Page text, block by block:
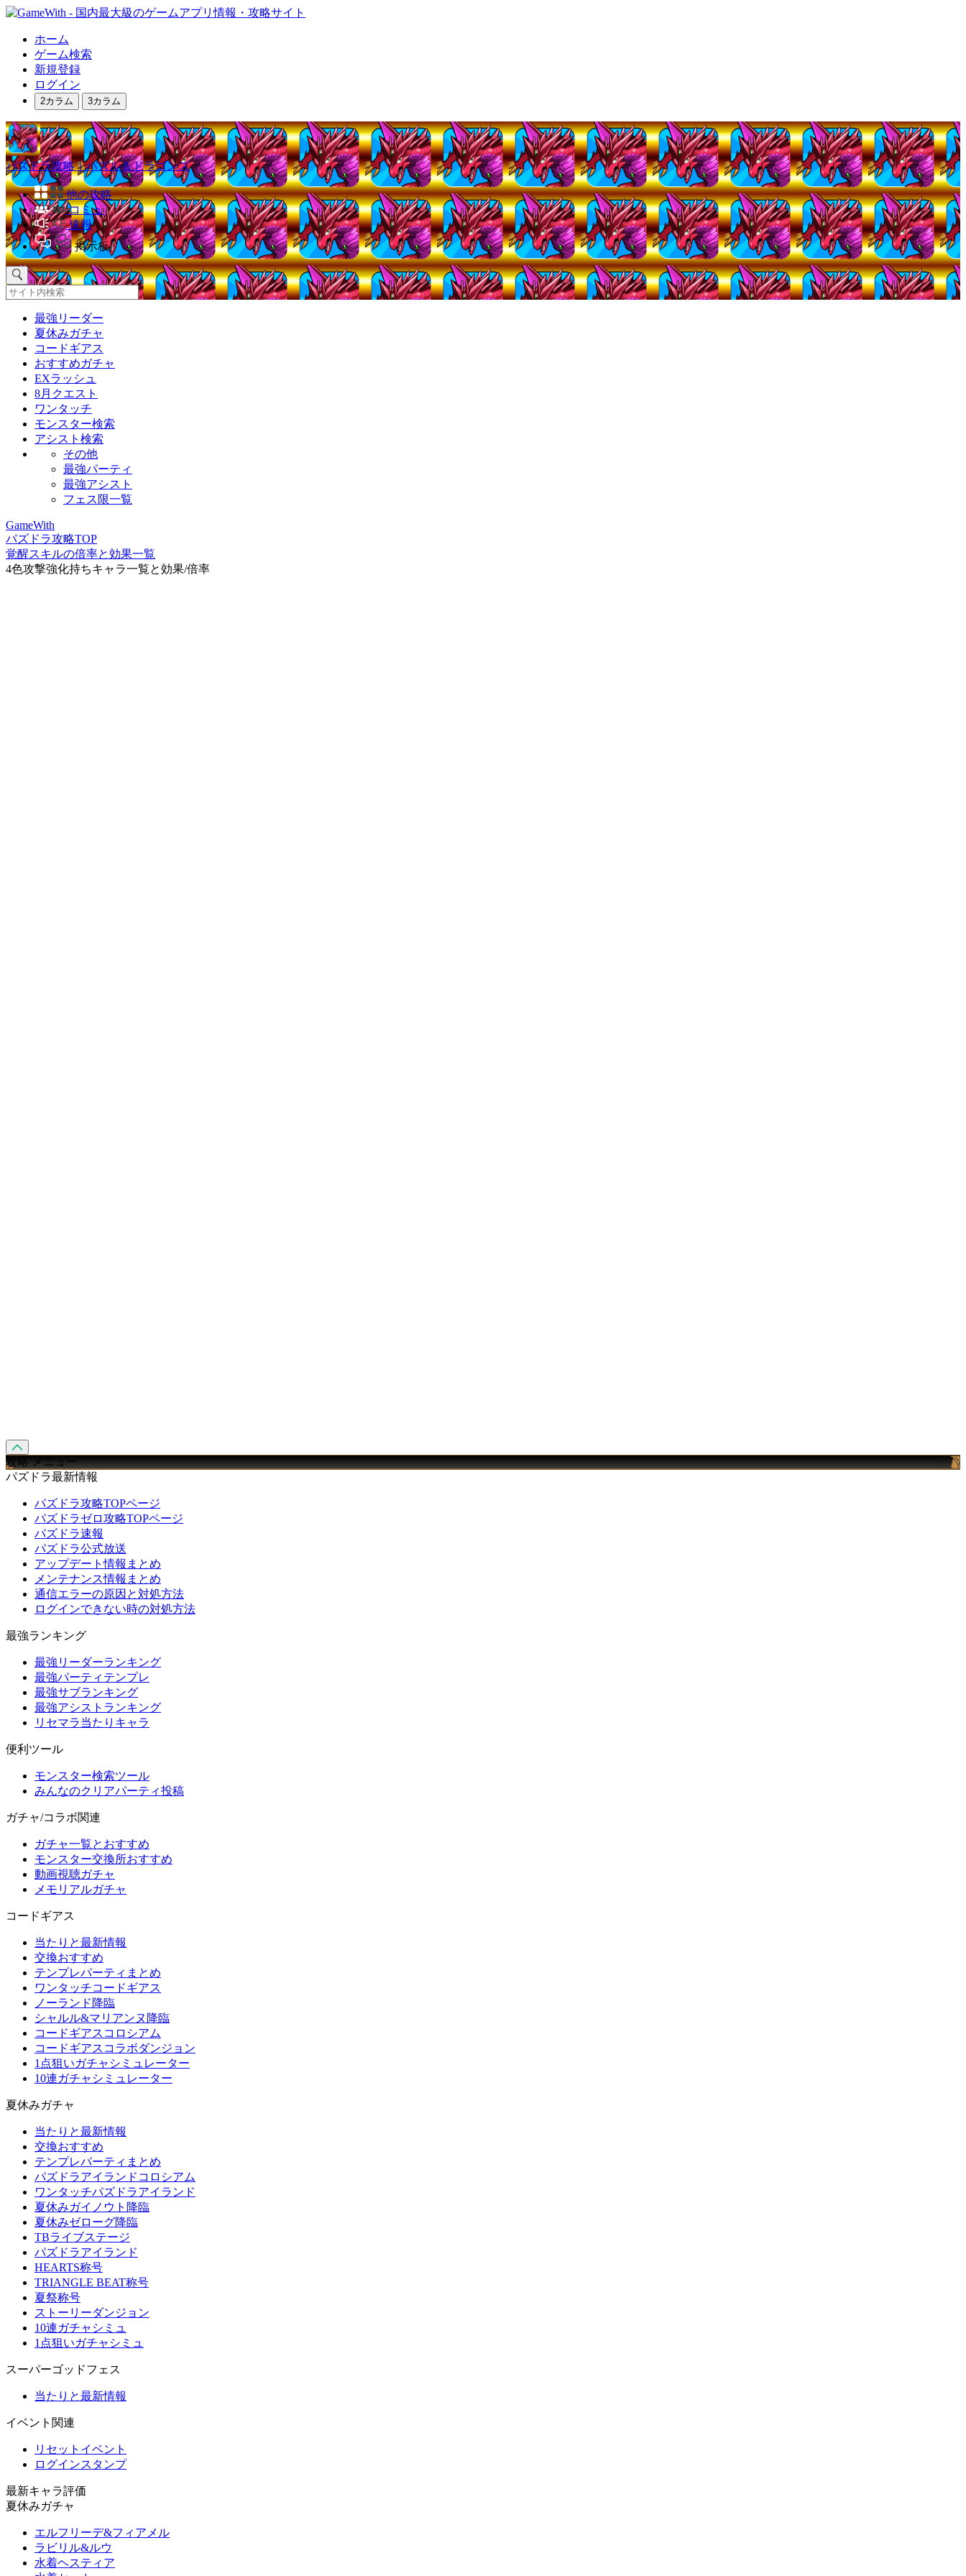
ホーム
ゲーム検索
新規登録
ログイン
2カラム 3カラム
パズドラ攻略｜パズル＆ドラゴンズ
他の攻略
コミュ
速報
掲示板
最強リーダー
夏休みガチャ
コードギアス
おすすめガチャ
EXラッシュ
8月クエスト
ワンタッチ
モンスター検索
アシスト検索
その他
最強パーティ
最強アシスト
フェス限一覧
GameWith
パズドラ攻略TOP
覚醒スキルの倍率と効果一覧
4色攻撃強化持ちキャラ一覧と効果/倍率
攻略 メニュー
パズドラ最新情報
パズドラ攻略TOPページ
パズドラゼロ攻略TOPページ
パズドラ速報
パズドラ公式放送
アップデート情報まとめ
メンテナンス情報まとめ
通信エラーの原因と対処方法
ログインできない時の対処方法
最強ランキング
最強リーダーランキング
最強パーティテンプレ
最強サブランキング
最強アシストランキング
リセマラ当たりキャラ
便利ツール
モンスター検索ツール
みんなのクリアパーティ投稿
ガチャ/コラボ関連
ガチャ一覧とおすすめ
モンスター交換所おすすめ
動画視聴ガチャ
メモリアルガチャ
コードギアス
当たりと最新情報
交換おすすめ
テンプレパーティまとめ
ワンタッチコードギアス
ノーランド降臨
シャルル&マリアンヌ降臨
コードギアスコロシアム
コードギアスコラボダンジョン
1点狙いガチャシミュレーター
10連ガチャシミュレーター
夏休みガチャ
当たりと最新情報
交換おすすめ
テンプレパーティまとめ
パズドラアイランドコロシアム
ワンタッチパズドラアイランド
夏休みガイノウト降臨
夏休みゼローグ降臨
TBライブステージ
パズドラアイランド
HEARTS称号
TRIANGLE BEAT称号
夏祭称号
ストーリーダンジョン
10連ガチャシミュ
1点狙いガチャシミュ
スーパーゴッドフェス
当たりと最新情報
イベント関連
リセットイベント
ログインスタンプ
最新キャラ評価
夏休みガチャ
エルフリーデ&フィアメル
ラビリル&ルウ
水着ヘスティア